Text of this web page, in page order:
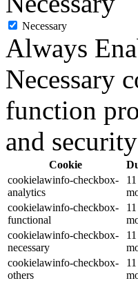
Necessary
Always
Necessary
function
and
Cookie
cookielawinfo-checkbox-
analytics
11
cookielawinfo-checkbox-
functional
11
cookielawinfo-checkbox-
necessary
11
cookielawinfo-checkbox-
others
11